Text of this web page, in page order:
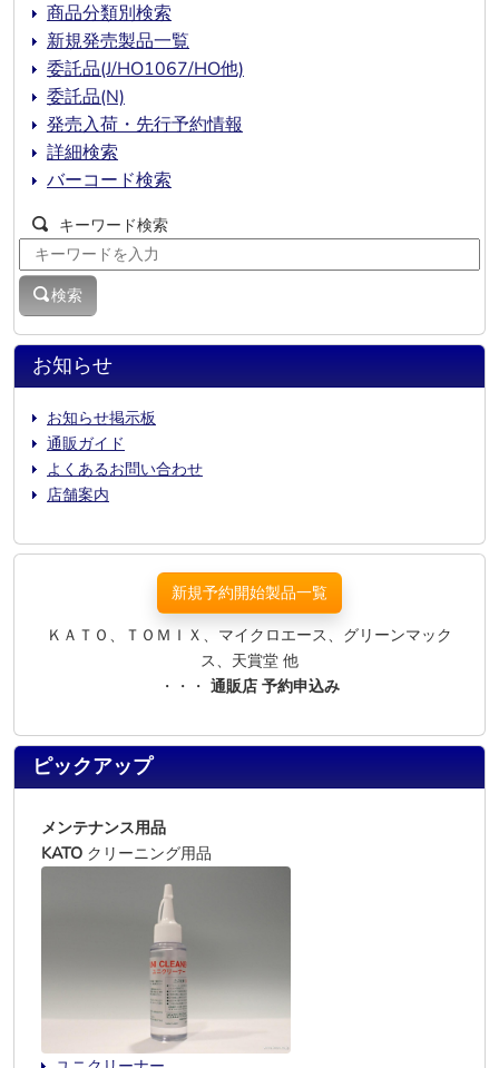
お知らせ
お知らせ掲示板
通販ガイド
よくあるお問い合わせ
店舗案内
商品分類別検索
新規発売製品一覧
委託品(J/HO1067/HO他)
委託品(N)
発売入荷・先行予約情報
詳細検索
バーコード検索
キーワード検索
検索
新規予約開始製品一覧
ＫＡＴＯ、ＴＯＭＩＸ、マイクロエース、グリーンマック
ス、天賞堂 他
・・・ 通販店 予約申込み
ピックアップ
メンテナンス用品
KATO クリーニング用品